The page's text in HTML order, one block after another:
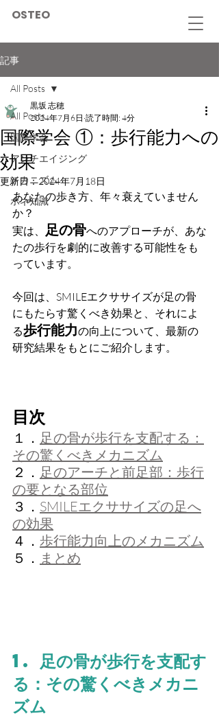
OSTEO
記事
All Posts
国際学会
アンチエイジング
メカニズム
ホネ知識
All Posts
国際学会 ①：歩行能力への
効果
黒坂 志穂
2024年7月6日 読了時間: 4分
更新日：2024年7月18日
あなたの歩き方、年々衰えていません
か？
実は、 足の骨へのアプローチが、あな
たの歩行を劇的に改善する可能性をも
っています。
今回は、SMILEエクササイズが足の骨
にもたらす驚くべき効果と、それによ
る歩行能力の向上について、最新の
研究結果をもとにご紹介します。
目次
１． 足の骨が歩行を支配する：
その驚くべきメカニズム
２． 足のアーチと前足部：歩行
の要となる部位
３． SMILEエクササイズの足へ
の効果
４． 歩行能力向上のメカニズム
５． まとめ
1. 足の骨が歩行を支配す
る：その驚くべきメカニ
ズム